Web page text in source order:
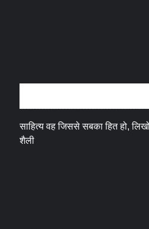
साहित्य वह जिससे सबका हित हो,
शैली